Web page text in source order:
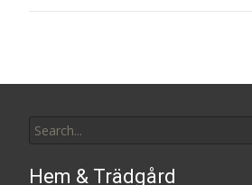
for:
Hem & Trädgård